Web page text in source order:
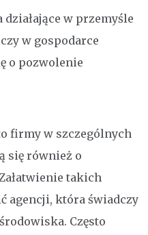
w przemyśle
w gospodarce
o pozwolenie
firmy w szczególnych
się również o
takich
agencji, która świadczy
Często